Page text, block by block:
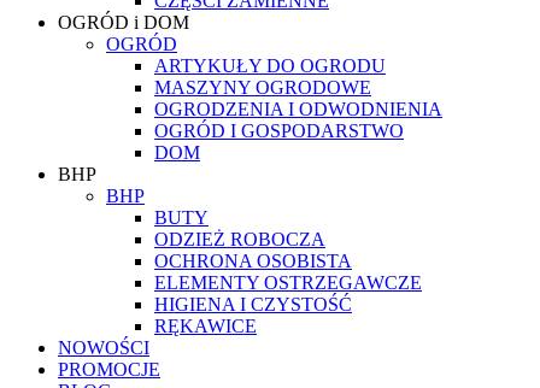
OGRÓD i DOM
OGRÓD
ARTYKUŁY DO OGRODU
MASZYNY OGRODOWE
OGRODZENIA I ODWODNIENIA
OGRÓD I GOSPODARSTWO
DOM
BHP
BHP
BUTY
ODZIEŻ ROBOCZA
OCHRONA OSOBISTA
ELEMENTY OSTRZEGAWCZE
HIGIENA I CZYSTOŚĆ
RĘKAWICE
NOWOŚCI
PROMOCJE